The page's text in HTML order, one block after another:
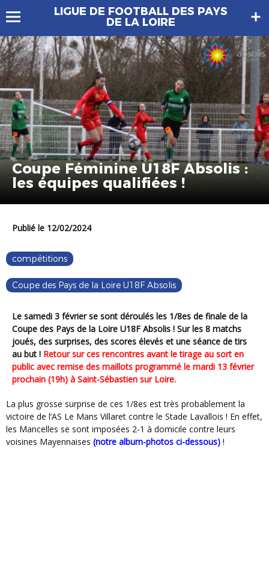
LIGUE DE FOOTBALL DES PAYS
DE LA LOIRE
Coupe Féminine U18F Absolis :
les équipes qualifiées !
Publié le 12/02/2024
compétitions
Coupe des Pays de la Loire U18F Absolis
Le samedi 3 février se sont déroulés les 1/8es de finale de la
Coupe des Pays de la Loire U18F Absolis ! Sur les 8 matchs
joués, des surprises, des scores élevés et une séance de tirs
au but ! Retour sur ces rencontres avant le tirage au sort en
public avec remise des maillots programmé le mardi 13 février
prochain (19h) à Saint-Sébastien sur Loire.
La plus grosse surprise de ces 1/8es est très probablement la
victoire de l’AS Le Mans Villaret contre le Stade Lavallois ! En effet,
les Mancelles se sont imposées 2-1 à domicile contre leurs
voisines Mayennaises (notre album-photos ci-dessous) !